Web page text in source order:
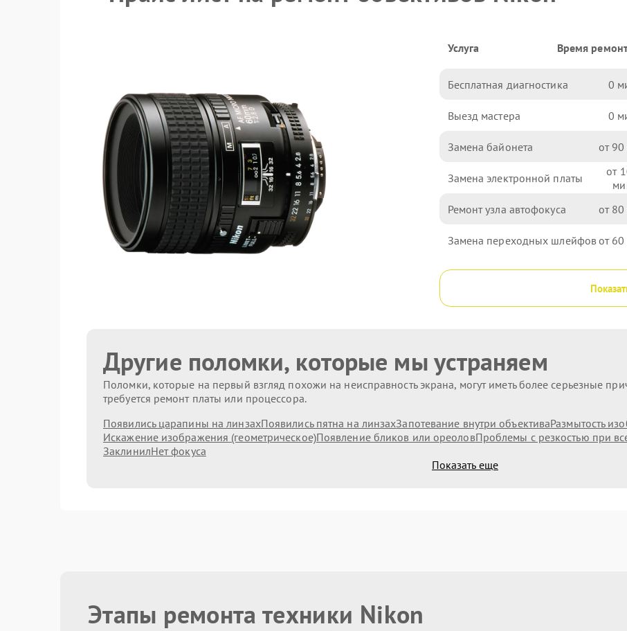
Услуга Время
Бесплатная диагностика 0
Выезд мастера 0
Замена байонета 90
Замена электронной платы
Ремонт узла автофокуса 80
Замена переходных шлейфов 60
Другие поломки, которые мы устраняем
Поломки, которые на первый взгляд похожи на неисправность экрана, могут иметь более серьезные
требуется ремонт платы или процессора.
Появились царапины на линзахПоявились пятна на линзахЗапотевание внутри объективаРазмытость
Искажение изображения (геометрическое)Появление бликов или ореоловПроблемы с резкостью при
ЗаклинилНет фокуса
Показать еще
Этапы ремонта техники Nikon